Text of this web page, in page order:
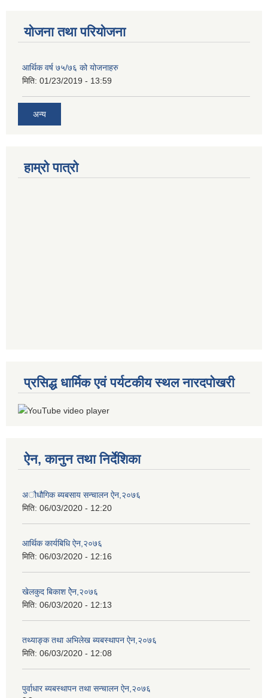
योजना तथा परियोजना
आर्थिक वर्ष ७५/७६ को योजनाहरु
मिति: 01/23/2019 - 13:59
अन्य
हाम्रो पात्रो
प्रसिद्ध धार्मिक एवं पर्यटकीय स्थल नारदपोखरी
ऐन, कानुन तथा निर्देशिका
अौधौगिक ब्यबसाय सन्चालन ऐन,२०७६
मिति: 06/03/2020 - 12:20
आर्थिक कार्यबिधि ऐन,२०७६
मिति: 06/03/2020 - 12:16
खेलकुद बिकाश ऐेन,२०७६
मिति: 06/03/2020 - 12:13
तथ्याङ्क तथा अभिलेख ब्यबस्थापन ऐन,२०७६
मिति: 06/03/2020 - 12:08
पुर्वाधार ब्यबस्थापन तथा सन्चालन ऐन,२०७६